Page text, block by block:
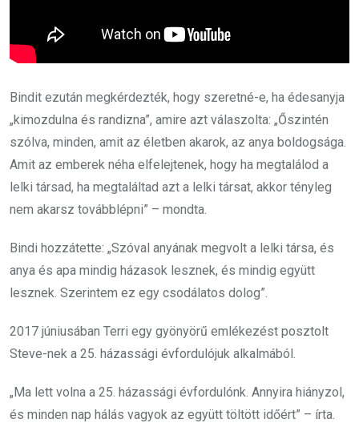
Bindit ezután megkérdezték, hogy szeretné-e, ha édesanyja
„kimozdulna és randizna”, amire azt válaszolta: „Őszintén
szólva, minden, amit az életben akarok, az anya boldogsága.
Amit az emberek néha elfelejtenek, hogy ha megtalálod a
lelki társad, ha megtaláltad azt a lelki társat, akkor tényleg
nem akarsz továbblépni” – mondta.
Bindi hozzátette: „Szóval anyának megvolt a lelki társa, és
anya és apa mindig házasok lesznek, és mindig együtt
lesznek. Szerintem ez egy csodálatos dolog”.
2017 júniusában Terri egy gyönyörű emlékezést posztolt
Steve-nek a 25. házassági évfordulójuk alkalmából.
„Ma lett volna a 25. házassági évfordulónk. Annyira hiányzol,
és minden nap hálás vagyok az együtt töltött időért” – írta.